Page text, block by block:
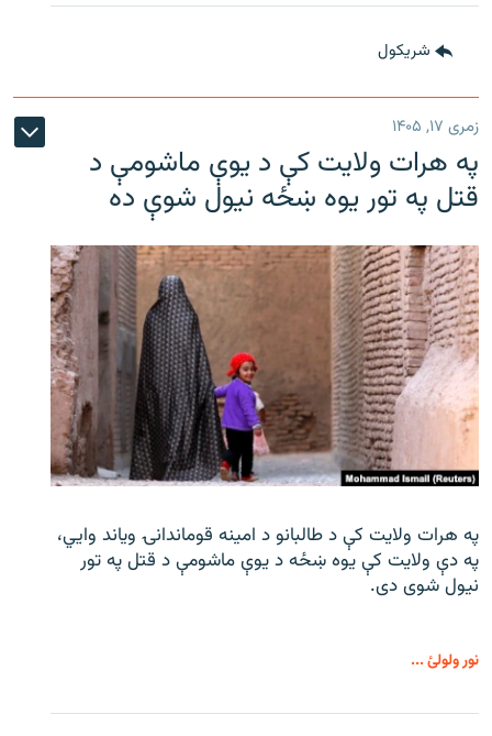
شريکول
زمری ۱۷, ۱۴۰۵
په هرات ولایت کې د یوې ماشومې د
قتل په تور یوه ښځه نیول شوې ده
په هرات ولایت کې د طالبانو د امینه قوماندانۍ ویاند وايي،
په دې ولایت کې یوه ښځه د یوې ماشومې د قتل په تور
نیول شوی دی.
نور ولولئ ...